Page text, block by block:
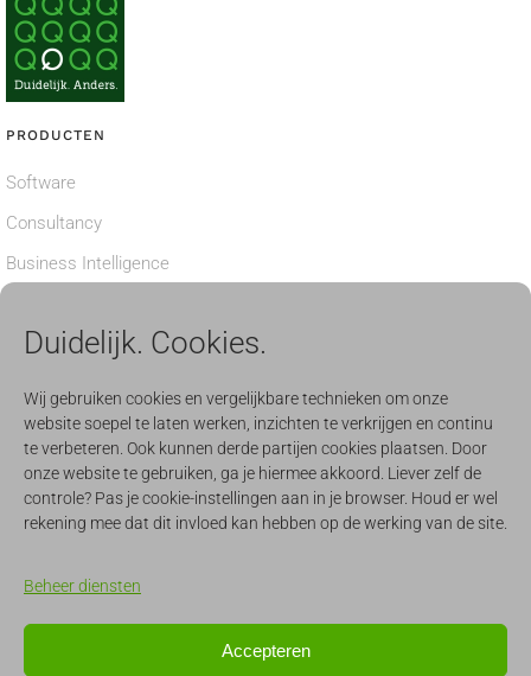
Duidelijk. Cookies.
Wij gebruiken cookies en vergelijkbare technieken om onze
website soepel te laten werken, inzichten te verkrijgen en continu
te verbeteren. Ook kunnen derde partijen cookies plaatsen. Door
onze website te gebruiken, ga je hiermee akkoord. Liever zelf de
controle? Pas je cookie-instellingen aan in je browser. Houd er wel
rekening mee dat dit invloed kan hebben op de werking van de site.
Beheer diensten
Accepteren
PRODUCTEN
Software
Consultancy
Business Intelligence
Cookiebeleid
BEDRIJF
Nieuws
Aanmelden nieuwsbrief
Werken